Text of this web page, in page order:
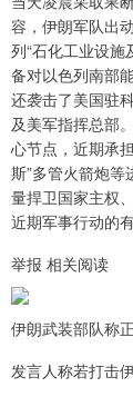
容，伊朗军队出
列“石化工业设施
备对以色列南部
还袭击了美国驻
及美军指挥总部
心节点，近期承
斯”多管火箭炮
量捍卫国家主权
近期军事行动的
举报 相关阅读
伊朗武装部队称
发言人称若打击